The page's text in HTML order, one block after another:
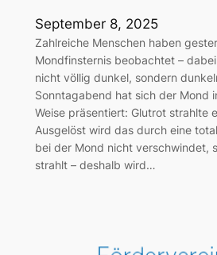
September 8, 2025
Zahlreiche Menschen haben
Mondfinsternis beobachtet –
nicht völlig dunkel, sondern
Sonntagabend hat sich der Mond
Weise präsentiert: Glutrot strahlte
Ausgelöst wird das durch eine
bei der Mond nicht verschwindet,
strahlt – deshalb wird…